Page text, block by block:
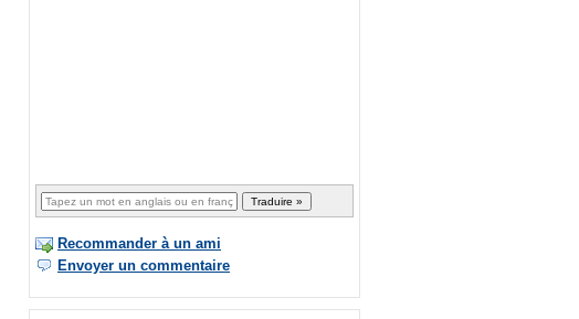
Recommander à un ami
Envoyer un commentaire